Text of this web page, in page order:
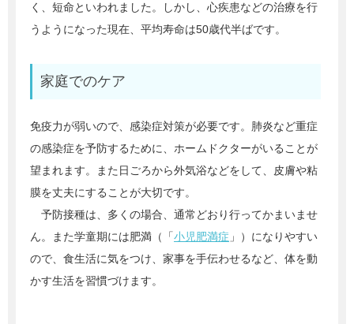
く、短命といわれました。しかし、心疾患などの治療を行
うようになった現在、平均寿命は50歳代半ばです。
家庭でのケア
免疫力が弱いので、感染症対策が必要です。肺炎など重症
の感染症を予防するために、ホームドクターがいることが
望まれます。また日ごろから外気浴などをして、皮膚や粘
膜を丈夫にすることが大切です。
予防接種は、多くの場合、通常どおり行ってかまいませ
ん。また学童期には肥満（「小児肥満症 」）になりやすい
ので、食生活に気をつけ、家事を手伝わせるなど、体を動
かす生活を習慣づけます。